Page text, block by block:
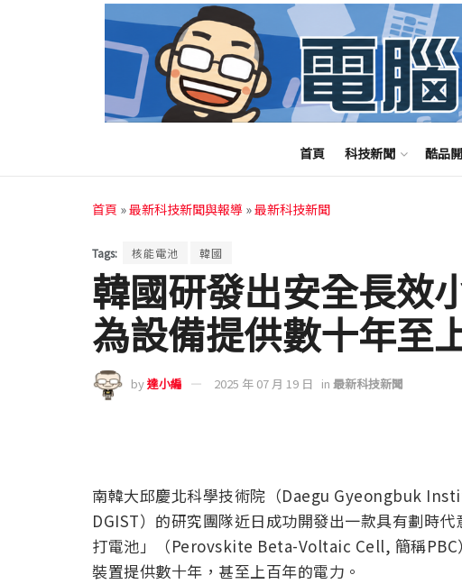
首頁 科技新聞 酷品
首頁 »最新科技新聞與報導 »最新科技新聞
Tags: 核能電池 韓國
韓國研發出安全長效
為設備提供數十年至
by達小編 2025 年 07 月 19 日 in 最新科技新聞
南韓大邱慶北科學技術院（Daegu Gyeongbuk
DGIST）的研究團隊近日成功開發出一款具有劃時
打電池」（Perovskite Beta-Voltaic Cell, 簡稱PBC
裝置提供數十年，甚至上百年的電力。